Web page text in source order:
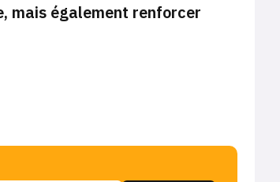
mais également renforcer